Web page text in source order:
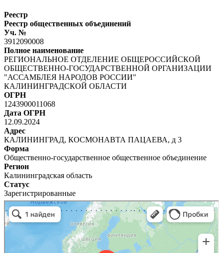
Реестр
Реестр общественных объединений
Уч. №
3912090008
Полное наименование
РЕГИОНАЛЬНОЕ ОТДЕЛЕНИЕ ОБЩЕРОССИЙСКОЙ
ОБЩЕСТВЕННО-ГОСУДАРСТВЕННОЙ ОРГАНИЗАЦИИ
"АССАМБЛЕЯ НАРОДОВ РОССИИ"
КАЛИНИНГРАДСКОЙ ОБЛАСТИ
ОГРН
1243900011068
Дата ОГРН
12.09.2024
Адрес
КАЛИНИНГРАД, КОСМОНАВТА ПАЦАЕВА, д 3
Форма
Общественно-государственное общественное объединение
Регион
Калининградская область
Статус
Зарегистрированные